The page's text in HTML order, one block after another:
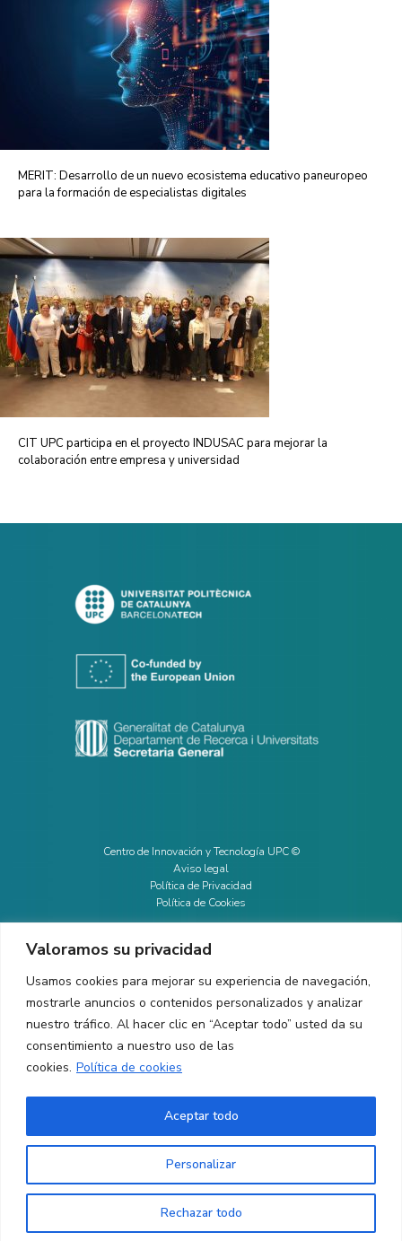
Valoramos su privacidad
Usamos cookies para mejorar su experiencia de navegación,
mostrarle anuncios o contenidos personalizados y analizar
nuestro tráfico. Al hacer clic en “Aceptar todo” usted da su
consentimiento a nuestro uso de las
cookies. Política de cookies
Personalizar
Rechazar todo
Aceptar todo
MERIT: Desarrollo de un nuevo ecosistema educativo paneuropeo
para la formación de especialistas digitales
CIT UPC participa en el proyecto INDUSAC para mejorar la
colaboración entre empresa y universidad
Centro de Innovación y Tecnología UPC ©
Aviso legal
Política de Privacidad
Política de Cookies
CONTACTO
Ed. K2M (Planta 1, Oficina 106)
C/ Jordi Girona 1-3
08034 Barcelona (España)
+34 93 405 44 03